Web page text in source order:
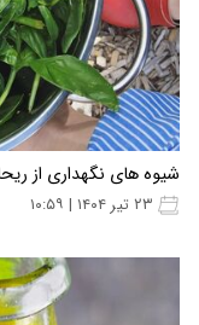
شیوه های نگهداری از